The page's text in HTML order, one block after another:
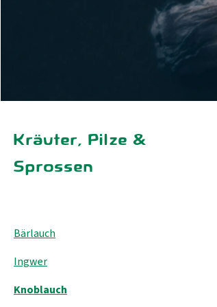
Kräuter, Pilze &
Sprossen
Bärlauch
Ingwer
Knoblauch